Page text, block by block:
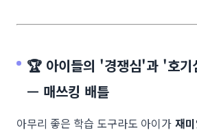
🏆 아이들의 '경쟁심'과 '호기
— 매쓰킹 배틀
아무리 좋은 학습 도구라도 아이가 재